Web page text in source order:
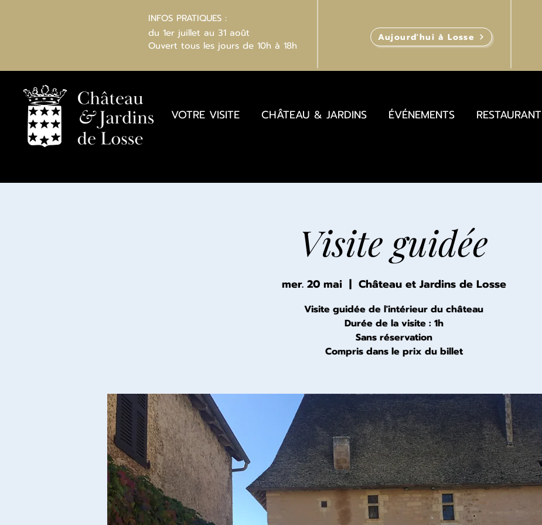
INFOS PRATIQUES :
du 1er juillet au 31 août
Ouvert tous les jours de 10h à 18h
Aujourd'hui à Losse
VOTRE VISITE CHÂTEAU & JARDINS ÉVÉNEMENTS RESTAURANT
Visite guidée
mer. 20 mai
  |
Château et Jardins de Losse
Visite guidée de l'intérieur du château
Durée de la visite : 1h
Sans réservation
Compris dans le prix du billet